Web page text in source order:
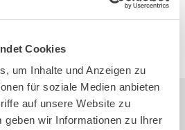
Cookies
um Inhalte und Anzeigen zu
für soziale Medien anbieten
auf unsere Website zu
geben wir Informationen zu Ihrer